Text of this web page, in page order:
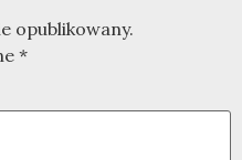
opublikowany.
*